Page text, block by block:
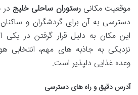
موقعیت مکانیرستوران ساحلی خلیج
دسترسی به آن برای گردشگران و
این مکان به دلیل قرار گرفتن در
نزدیکی به جاذبه های مهم، انتخابی
وعده غذایی دلپذیر است.
آدرس دقیق و راه های دسترسی